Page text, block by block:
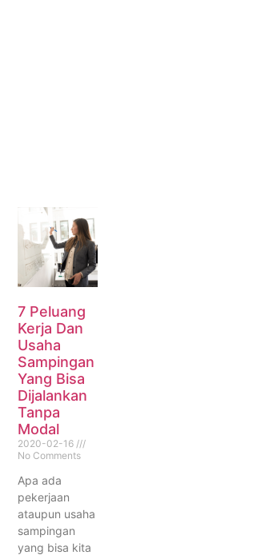
7 Peluang
Kerja Dan
Usaha
Sampingan
Yang Bisa
Dijalankan
Tanpa
Modal
2020-02-16
No Comments
Apa ada
pekerjaan
ataupun usaha
sampingan
yang bisa kita